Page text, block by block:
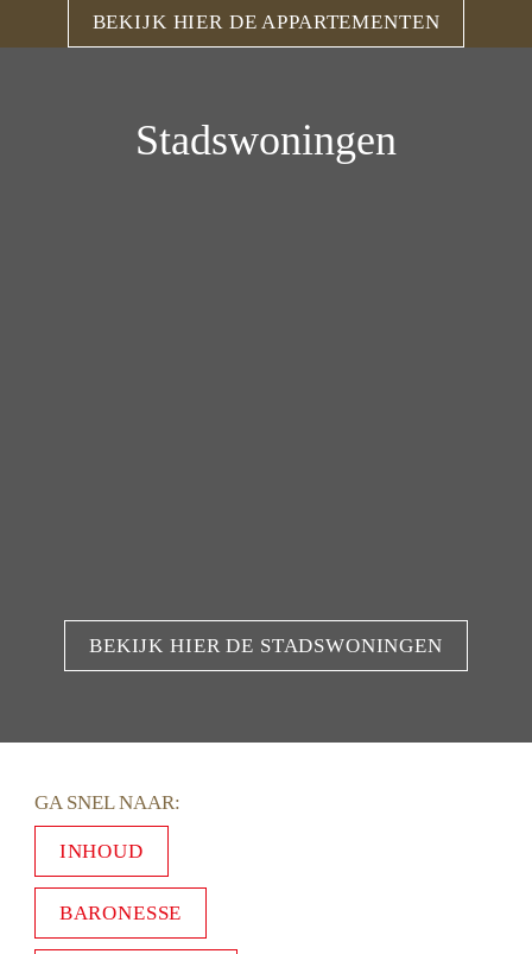
BEKIJK HIER DE APPARTEMENTEN
Stadswoningen
BEKIJK HIER DE STADSWONINGEN
GA SNEL NAAR:
INHOUD
BARONESSE